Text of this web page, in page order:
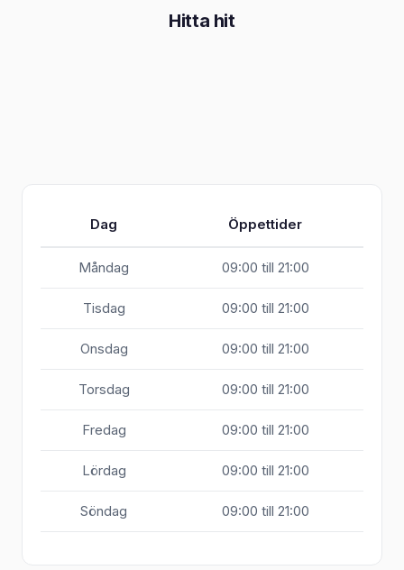
Hitta hit
Dag Öppettider
Måndag 09:00 till 21:00
Tisdag 09:00 till 21:00
Onsdag 09:00 till 21:00
Torsdag 09:00 till 21:00
Fredag 09:00 till 21:00
Lördag 09:00 till 21:00
Söndag 09:00 till 21:00